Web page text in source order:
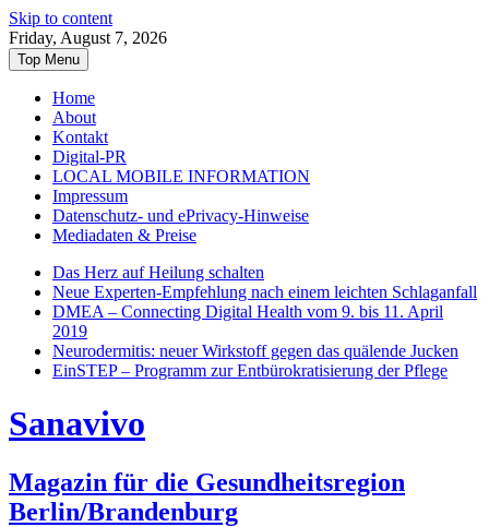
Skip to content
Friday, August 7, 2026
Top Menu
Home
About
Kontakt
Digital-PR
LOCAL MOBILE INFORMATION
Impressum
Datenschutz- und ePrivacy-Hinweise
Mediadaten & Preise
Das Herz auf Heilung schalten
Neue Experten-Empfehlung nach einem leichten Schlaganfall
DMEA – Connecting Digital Health vom 9. bis 11. April
2019
Neurodermitis: neuer Wirkstoff gegen das quälende Jucken
EinSTEP – Programm zur Entbürokratisierung der Pflege
Sanavivo
Magazin für die Gesundheitsregion
Berlin/Brandenburg